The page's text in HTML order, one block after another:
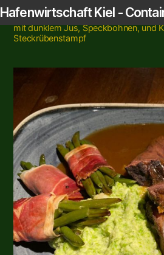
Hafenwirtschaft Kiel -
Startseite /Shop/ Essen/
mit dunklem Jus, Speckbohnen, und
Steckrübenstampf